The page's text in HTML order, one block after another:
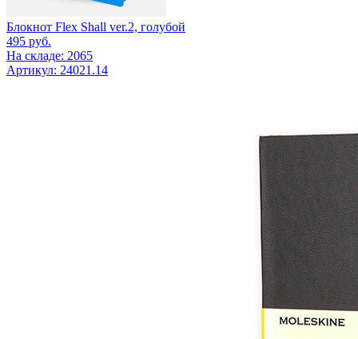
Блокнот Flex Shall ver.2, голубой
495 руб.
На складе: 2065
Артикул: 24021.14